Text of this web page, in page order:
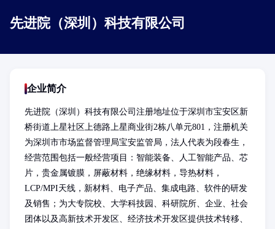
先进院（深圳）科技有限公司
企业简介
先进院（深圳）科技有限公司注册地址位于深圳市宝安区新
桥街道上星社区上德路上星商业街2栋八单元801，注册机关
为深圳市市场监督管理局宝安监管局，法人代表为段春生，
经营范围包括一般经营项目：智能装备、人工智能产品、芯
片，贵金属镀膜，屏蔽材料，绝缘材料，导热材料，
LCP/MPI天线，新材料、电子产品、集成电路、软件的研发
及销售；为大专院校、大学科技园、科研院所、企业、社会
团体以及高新技术开发区、经济技术开发区提供技术转移、